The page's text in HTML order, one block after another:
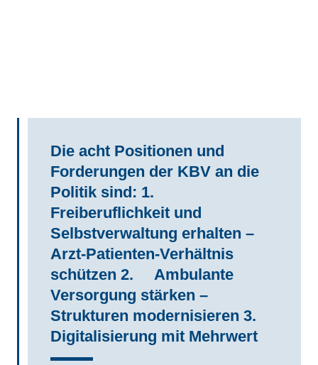
Die acht Positionen und
Forderungen der KBV an die
Politik sind: 1.
Freiberuflichkeit und
Selbstverwaltung erhalten –
Arzt-Patienten-Verhältnis
schützen 2. Ambulante
Versorgung stärken –
Strukturen modernisieren 3.
Digitalisierung mit Mehrwert